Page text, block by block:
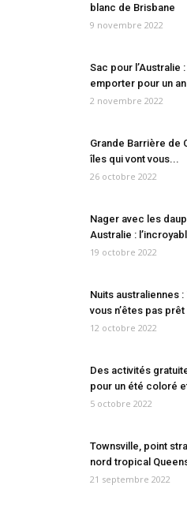
blanc de Brisbane
9 novembre 2022
Sac pour l’Australie
emporter pour un
2 novembre 2022
Grande Barrière de
îles qui vont vous...
26 octobre 2022
Nager avec les
Australie :
19 octobre 2022
Nuits australiennes :
vous n’êtes pas prêt
12 octobre 2022
Des activités
pour un été coloré
5 octobre 2022
Townsville, point
nord tropical
21 septembre 2022